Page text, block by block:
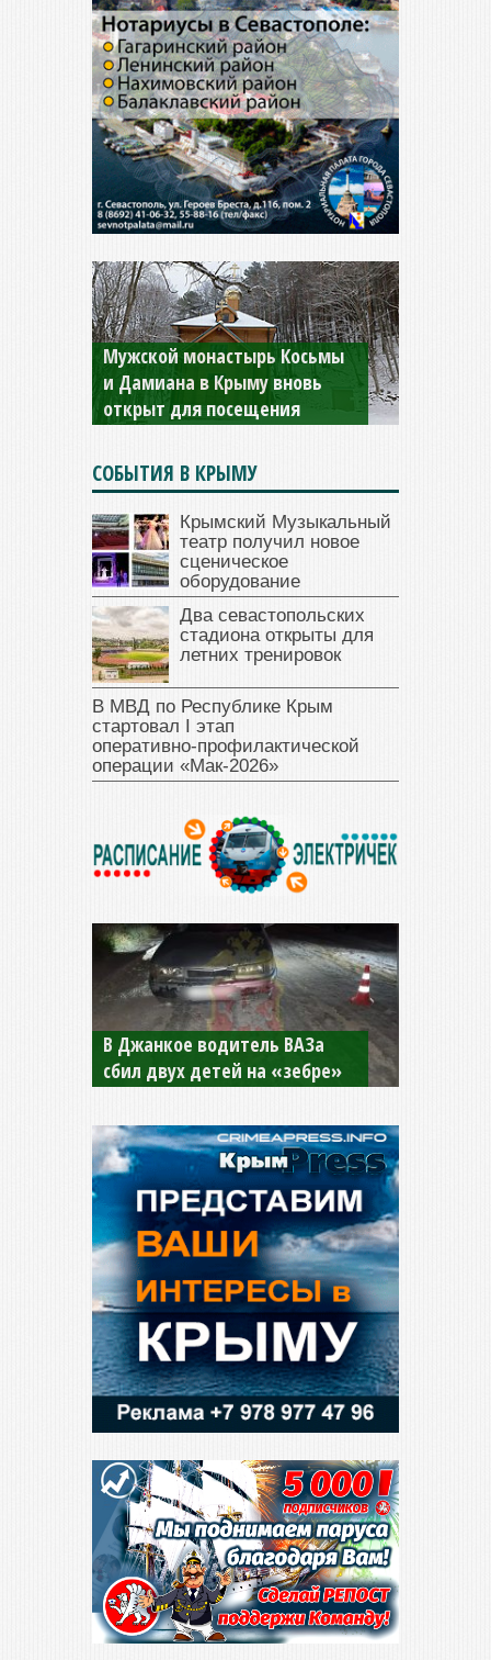
Мужской монастырь Косьмы
и Дамиана в Крыму вновь
открыт для посещения
СОБЫТИЯ В КРЫМУ
Крымский Музыкальный
театр получил новое
сценическое
оборудование
Два севастопольских
стадиона открыты для
летних тренировок
В МВД по Республике Крым
стартовал I этап
оперативно‑профилактической
операции «Мак‑2026»
В Джанкое водитель ВАЗа
сбил двух детей на «зебре»